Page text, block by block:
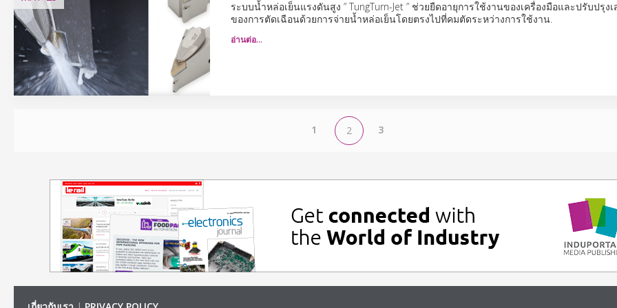
ระบบน้ำหล่อเย็นแรงดันสูง ” TungTurn-Jet ” ช่วยยืดอายุการใช้งานของเครื่องมือและปรับปรุง
ของการตัดเฉือนด้วยการจ่ายน้ำหล่อเย็นโดยตรงไปที่คมตัดระหว่างการใช้งาน.
อ่านต่อ…
1 2 3